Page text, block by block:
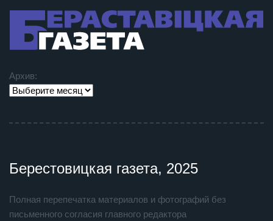
Архив:
Берестовицкая газета, 2025
Полная перепечатка материалов и фотографий без
письменного согласия главного редактора